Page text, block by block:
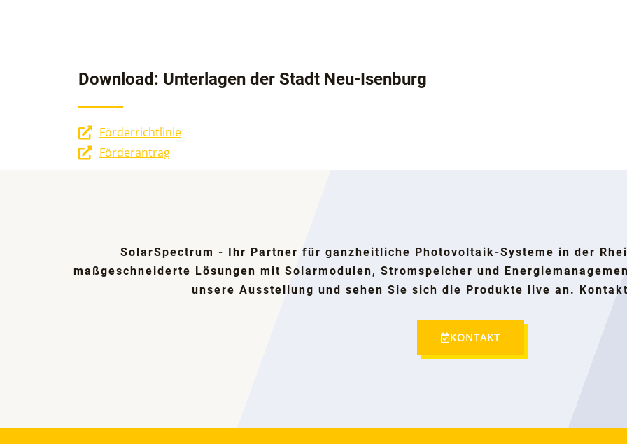
Download: Unterlagen der Stadt Neu-Isenburg
Förderrichtlinie
Förderantrag
SolarSpectrum - Ihr Partner für ganzheitliche Photovoltaik-Systeme in der
maßgeschneiderte Lösungen mit Solarmodulen, Stromspeicher und
unsere Ausstellung und sehen Sie sich die Produkte live an.
KONTAKT